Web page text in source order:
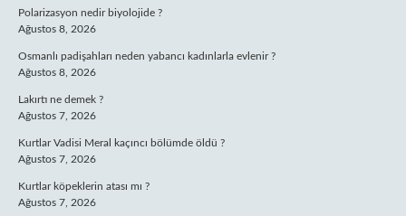
Polarizasyon nedir biyolojide ?
Ağustos 8, 2026
Osmanlı padişahları neden yabancı kadınlarla evlenir ?
Ağustos 8, 2026
Lakırtı ne demek ?
Ağustos 7, 2026
Kurtlar Vadisi Meral kaçıncı bölümde öldü ?
Ağustos 7, 2026
Kurtlar köpeklerin atası mı ?
Ağustos 7, 2026